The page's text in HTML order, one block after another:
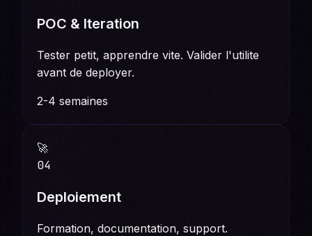
POC & Iteration
Tester petit, apprendre vite. Valider l'utilite
avant de deployer.
2-4 semaines
🚀
04
Deploiement
Formation, documentation, support.